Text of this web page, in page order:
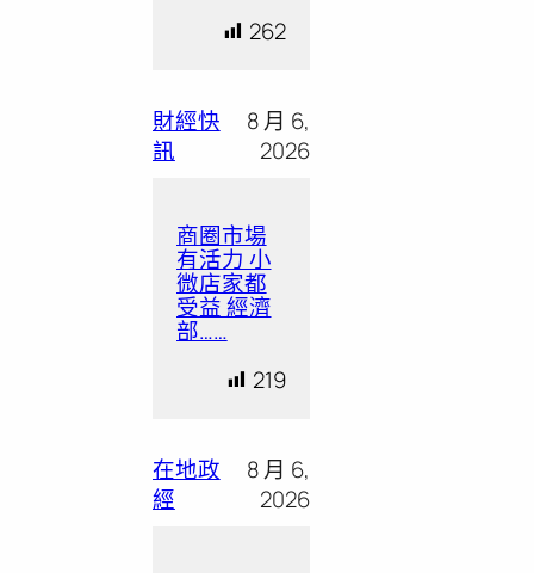
262
財經快
訊
8 月 6,
2026
商圈市場
有活力 小
微店家都
受益 經濟
部……
219
在地政
經
8 月 6,
2026